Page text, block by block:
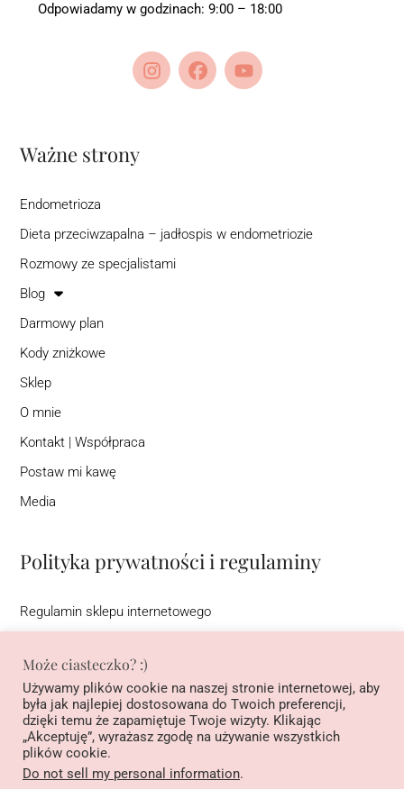
Odpowiadamy w godzinach: 9:00 – 18:00
Ważne strony
Endometrioza
Dieta przeciwzapalna – jadłospis w endometriozie
Rozmowy ze specjalistami
Blog
Darmowy plan
Kody zniżkowe
Sklep
O mnie
Kontakt | Współpraca
Postaw mi kawę
Media
Polityka prywatności i regulaminy
Regulamin sklepu internetowego
Warunki korzystania ze strony interentowej (DSA)
Polityka prywatności
Regulamin konkursu na Instagramie pod nazwą ”Podziel się
historią, wygraj książkę”
Może ciasteczko? :)
Używamy plików cookie na naszej stronie internetowej, aby
była jak najlepiej dostosowana do Twoich preferencji,
dzięki temu że zapamiętuje Twoje wizyty. Klikając
„Akceptuję”, wyrażasz zgodę na używanie wszystkich
plików cookie.
Do not sell my personal information.